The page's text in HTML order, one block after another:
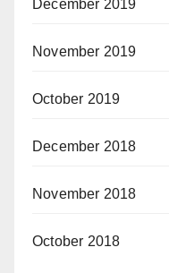
December 2019
November 2019
October 2019
December 2018
November 2018
October 2018